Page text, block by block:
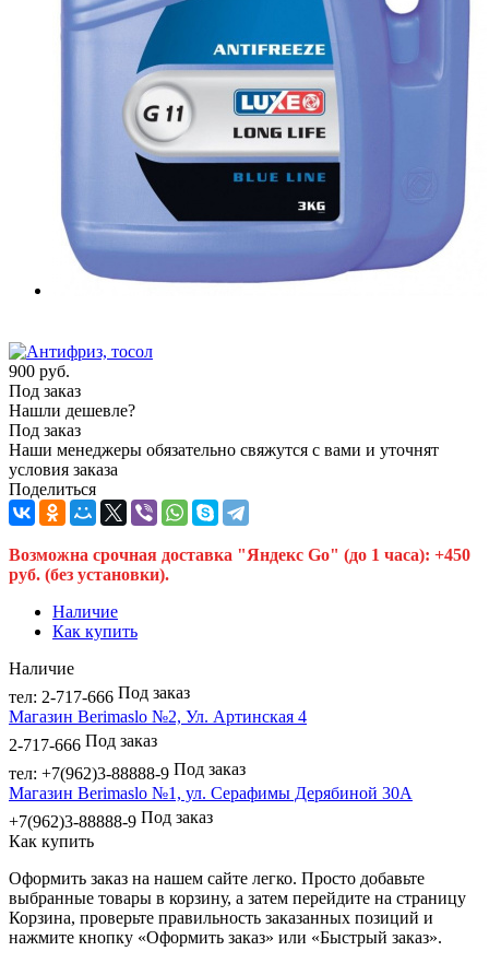
900 руб.
Под заказ
Нашли дешевле?
Под заказ
Наши менеджеры обязательно свяжутся с вами и уточнят
условия заказа
Поделиться
Возможна срочная доставка "Яндекс Go" (до 1 часа): +450
руб. (без установки).
Наличие
Как купить
Наличие
тел: 2-717-666 Под заказ
Магазин Berimaslo №2, Ул. Артинская 4
2-717-666 Под заказ
тел: +7(962)3-88888-9 Под заказ
Магазин Berimaslo №1, ул. Серафимы Дерябиной 30А
+7(962)3-88888-9 Под заказ
Как купить
Оформить заказ на нашем сайте легко. Просто добавьте
выбранные товары в корзину, а затем перейдите на страницу
Корзина, проверьте правильность заказанных позиций и
нажмите кнопку «Оформить заказ» или «Быстрый заказ».